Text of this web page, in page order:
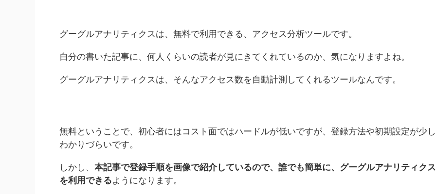
グーグルアナリティクスは、無料で利用できる、アクセス分析ツールです。
自分の書いた記事に、何人くらいの読者が見にきてくれているのか、気になりますよね。
グーグルアナリティクスは、そんなアクセス数を自動計測してくれるツールなんです。
無料ということで、初心者にはコスト面ではハードルが低いですが、登録方法や初期設定が少し
わかりづらいです。
しかし、 本記事で登録手順を画像で紹介しているので、誰でも簡単に、グーグルアナリティクス
を利用できるようになります。